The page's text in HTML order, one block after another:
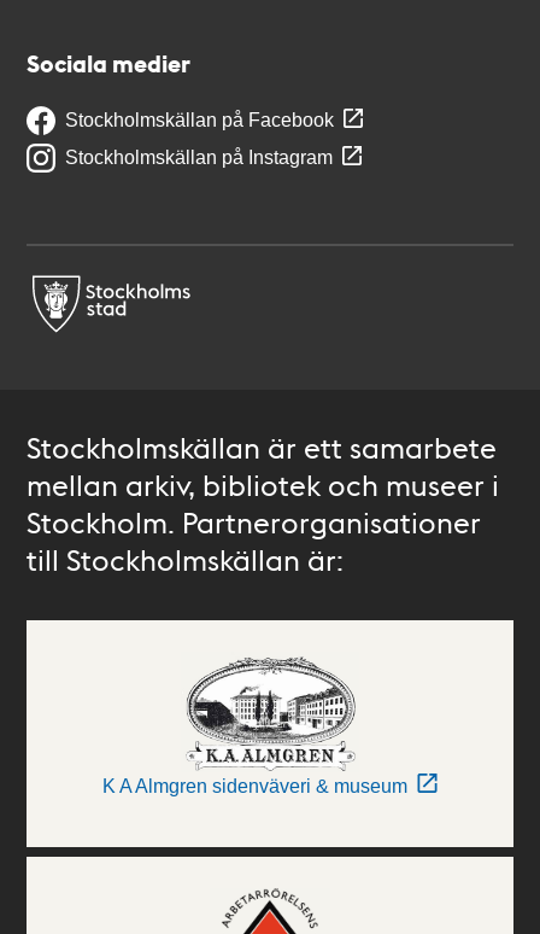
Sociala medier
Stockholmskällan på Facebook
Stockholmskällan på Instagram
Stockholmskällan är ett samarbete
mellan arkiv, bibliotek och museer i
Stockholm. Partnerorganisationer
till Stockholmskällan är:
K A Almgren sidenväveri & museum